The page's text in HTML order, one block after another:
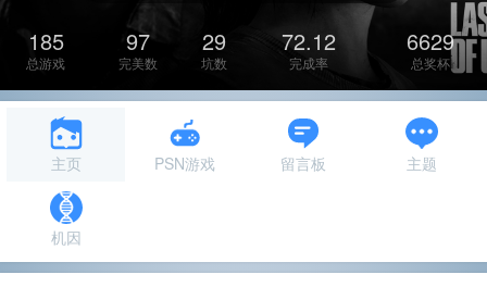
185
总游戏
97
完美数
29
坑数
72.12
完成率
6629
总奖杯
主页 PSN游戏 留言板 主题
机因